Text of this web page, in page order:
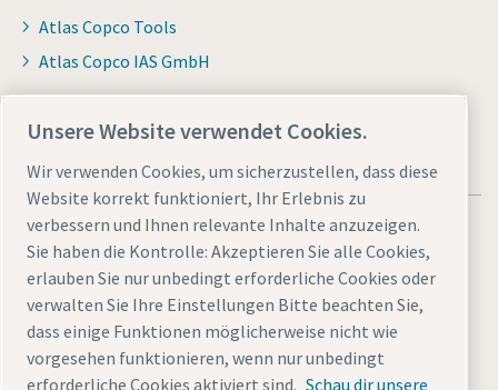
Atlas Copco Tools
Atlas Copco IAS GmbH
Allgemeine rechtliche Hinweise atlascopco.com
Cookies verwaltenBarrierefreiheitDatenschutzerklärung
ImpressumSitemap
Unsere Website verwendet Cookies.
Wir verwenden Cookies, um sicherzustellen, dass diese
Website korrekt funktioniert, Ihr Erlebnis zu
verbessern und Ihnen relevante Inhalte anzuzeigen.
Sie haben die Kontrolle: Akzeptieren Sie alle Cookies,
erlauben Sie nur unbedingt erforderliche Cookies oder
verwalten Sie Ihre Einstellungen Bitte beachten Sie,
dass einige Funktionen möglicherweise nicht wie
vorgesehen funktionieren, wenn nur unbedingt
erforderliche Cookies aktiviert sind. Schau dir unsere